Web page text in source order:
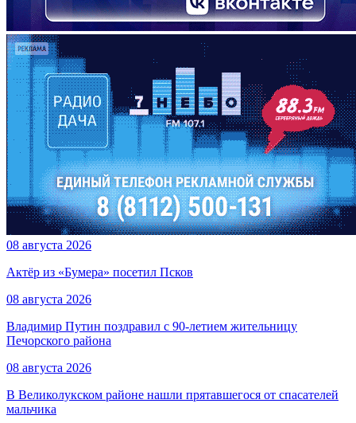
08 августа 2026
Актёр из «Бумера» посетил Псков
08 августа 2026
Владимир Путин поздравил с 90-летием жительницу
Печорского района
08 августа 2026
В Великолукском районе нашли прятавшегося от спасателей
мальчика